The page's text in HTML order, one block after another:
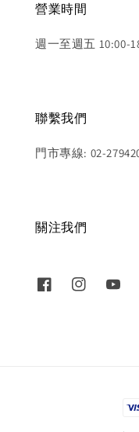
營業時間
週一至週五 10:00-
聯繫我們
門市專線: 02-
關注我們